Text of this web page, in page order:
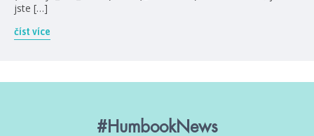
jste […]
číst více
#HumbookNews